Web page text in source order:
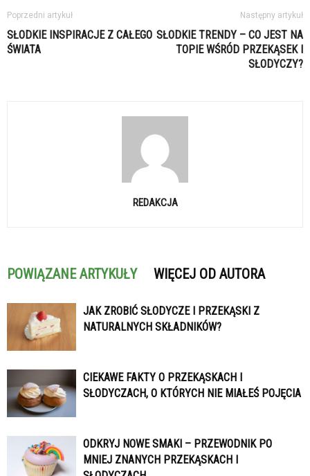
Poprzedni artykuł
SŁODKIE INSPIRACJE Z CAŁEGO
ŚWIATA
Następny artykuł
SŁODKIE TRENDY – CO JEST NA
TOPIE WŚRÓD PRZEKĄSEK I
SŁODYCZY?
REDAKCJA
POWIĄZANE ARTYKUŁY WIĘCEJ OD AUTORA
JAK ZROBIĆ SŁODYCZE I PRZEKĄSKI Z
NATURALNYCH SKŁADNIKÓW?
CIEKAWE FAKTY O PRZEKĄSKACH I
SŁODYCZACH, O KTÓRYCH NIE MIAŁEŚ POJĘCIA
ODKRYJ NOWE SMAKI – PRZEWODNIK PO
MNIEJ ZNANYCH PRZEKĄSKACH I